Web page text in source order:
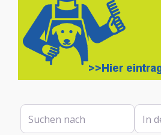
Suchen nach In der